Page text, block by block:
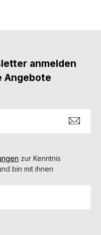
oder 20 mm
anmelden
Angebote
zur Kenntnis
bin mit ihnen